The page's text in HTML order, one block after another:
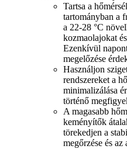
Tartsa a
tartományban a
a 22-28 °C
kozmaolajokat
Ezenkívül
megelőzése
Használjon
rendszereket a
minimalizálása
történő
A magasabb
keményítők
törekedjen a
megőrzése és